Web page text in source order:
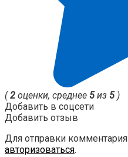
(2 оценки, среднее 5из 5)
Добавить в соцсети
Добавить отзыв
Для отправки
авторизоваться.